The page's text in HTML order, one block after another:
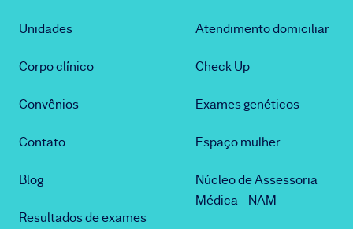
Unidades
Corpo clínico
Convênios
Contato
Blog
Resultados de exames
Atendimento domiciliar
Check Up
Exames genéticos
Espaço mulher
Núcleo de Assessoria
Médica - NAM